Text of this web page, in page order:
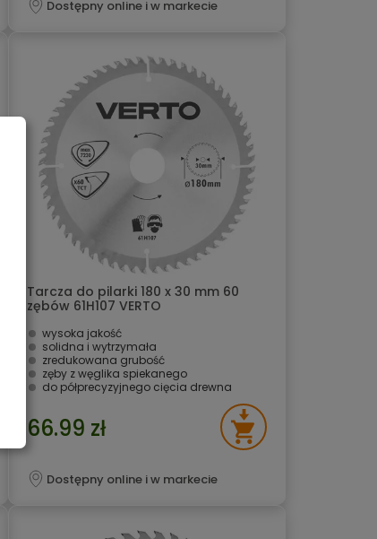
Dostępny online i w markecie
Tarcza do pilarki 180 x 30 mm 60
zębów 61H107 VERTO
wysoka jakość
solidna i wytrzymała
zredukowana grubość
zęby z węglika spiekanego
do półprecyzyjnego cięcia drewna
66.99 zł
Dostępny online i w markecie